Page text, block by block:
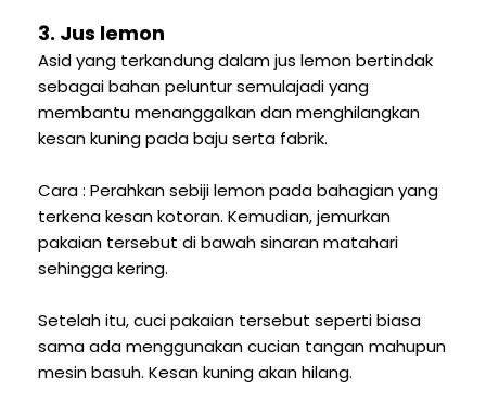
3. Jus lemon
Asid yang terkandung dalam jus lemon bertindak
sebagai bahan peluntur semulajadi yang
membantu menanggalkan dan menghilangkan
kesan kuning pada baju serta fabrik.
Cara : Perahkan sebiji lemon pada bahagian yang
terkena kesan kotoran. Kemudian, jemurkan
pakaian tersebut di bawah sinaran matahari
sehingga kering.
Setelah itu, cuci pakaian tersebut seperti biasa
sama ada menggunakan cucian tangan mahupun
mesin basuh. Kesan kuning akan hilang.